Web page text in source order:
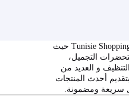
استمتعوا بتجربة تسوق فريدة في Tunisie Shopping حيث
التجميل،
و العديد من
أحدث المنتجات
سريعة ومضمونة.